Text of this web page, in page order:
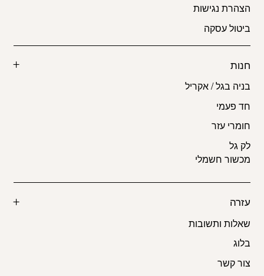
הצהרת נגישות
ביטול עסקה
חנות
בניה בגל / אקריל
חד פעמי
חומרי עזר
לק גל
מכשור חשמלי
עזרה
שאלות ותשובות
בלוג
צור קשר